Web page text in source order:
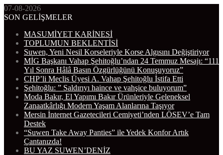
07-08-2026
SON GELİŞMELER
MASUMİYET KARİNESİ
TOPLUMUN BEKLENTİSİ
Suwen, Yeni Nesil Korseleriyle Korse Algısını Değiştiriyor
MİG Başkanı Vahap Şehitoğlu’ndan 24 Temmuz Mesajı: “111
Yıl Sonra Hâlâ Basın Özgürlüğünü Konuşuyoruz”
CHP’li Meclis Üyesi A. Vahap Şehitoğlu İstifa Etti
Şehitoğlu: ” Saldırıyı haince ve vahşice buluyorum”
Moda Bakır, El Yapımı Bakır Ürünleriyle Geleneksel
Zanaatkârlığı Modern Yaşam Alanlarına Taşıyor
Mersin İnternet Gazetecileri Cemiyeti’nden LÖSEV’e Tam
Destek
“Suwen Take Away Panties” ile Yedek Konfor Artık
Çantanızda!
BU YAZ SUWEN’DENİZ